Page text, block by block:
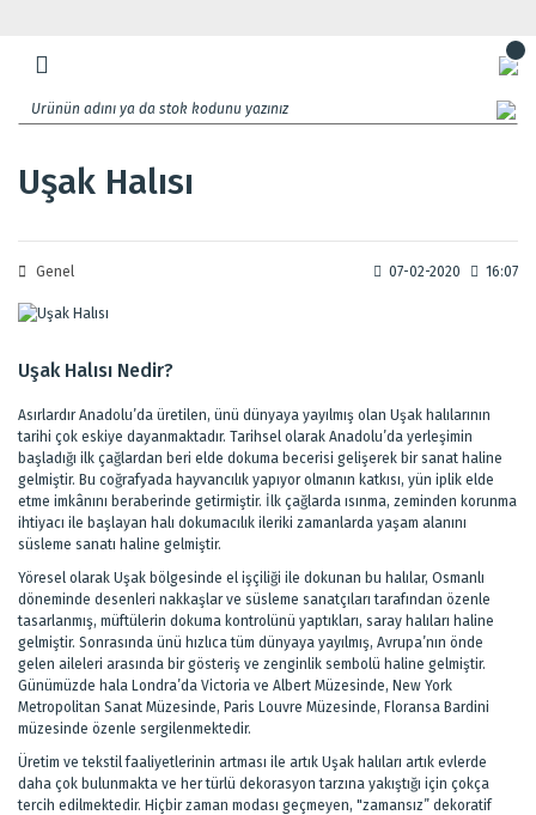
Uşak Halısı
Genel 07-02-2020 16:07
Uşak Halısı Nedir?
Asırlardır Anadolu’da üretilen, ünü dünyaya yayılmış olan Uşak halılarının
tarihi çok eskiye dayanmaktadır. Tarihsel olarak Anadolu’da yerleşimin
başladığı ilk çağlardan beri elde dokuma becerisi gelişerek bir sanat haline
gelmiştir. Bu coğrafyada hayvancılık yapıyor olmanın katkısı, yün iplik elde
etme imkânını beraberinde getirmiştir. İlk çağlarda ısınma, zeminden korunma
ihtiyacı ile başlayan halı dokumacılık ileriki zamanlarda yaşam alanını
süsleme sanatı haline gelmiştir.
Yöresel olarak Uşak bölgesinde el işçiliği ile dokunan bu halılar, Osmanlı
döneminde desenleri nakkaşlar ve süsleme sanatçıları tarafından özenle
tasarlanmış, müftülerin dokuma kontrolünü yaptıkları, saray halıları haline
gelmiştir. Sonrasında ünü hızlıca tüm dünyaya yayılmış, Avrupa’nın önde
gelen aileleri arasında bir gösteriş ve zenginlik sembolü haline gelmiştir.
Günümüzde hala Londra’da Victoria ve Albert Müzesinde, New York
Metropolitan Sanat Müzesinde, Paris Louvre Müzesinde, Floransa Bardini
müzesinde özenle sergilenmektedir.
Üretim ve tekstil faaliyetlerinin artması ile artık Uşak halıları artık evlerde
daha çok bulunmakta ve her türlü dekorasyon tarzına yakıştığı için çokça
tercih edilmektedir. Hiçbir zaman modası geçmeyen, "zamansız” dekoratif